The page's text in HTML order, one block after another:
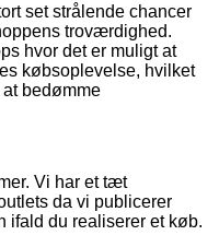
set strålende chancer
troværdighed.
hvor det er muligt at
købsoplevelse, hvilket
bedømme
Vi har et tæt
da vi publicerer
ifald du realiserer et køb.